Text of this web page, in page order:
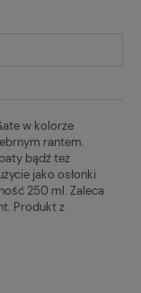
w kolorze
rantem.
bądź też
jako osłonki
250 ml. Zaleca
Produkt z